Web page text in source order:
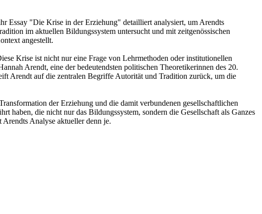
Essay "Die Krise in der Erziehung" detailliert analysiert, um Arendts
im aktuellen Bildungssystem untersucht und mit zeitgenössischen
angestellt.
Krise ist nicht nur eine Frage von Lehrmethoden oder institutionellen
Arendt, eine der bedeutendsten politischen Theoretikerinnen des 20.
Arendt auf die zentralen Begriffe Autorität und Tradition zurück, um die
der Erziehung und die damit verbundenen gesellschaftlichen
haben, die nicht nur das Bildungssystem, sondern die Gesellschaft als Ganzes
Analyse aktueller denn je.